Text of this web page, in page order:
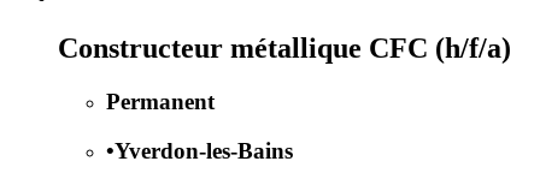
Constructeur métallique CFC (h/f/a)
Permanent
•Yverdon-les-Bains